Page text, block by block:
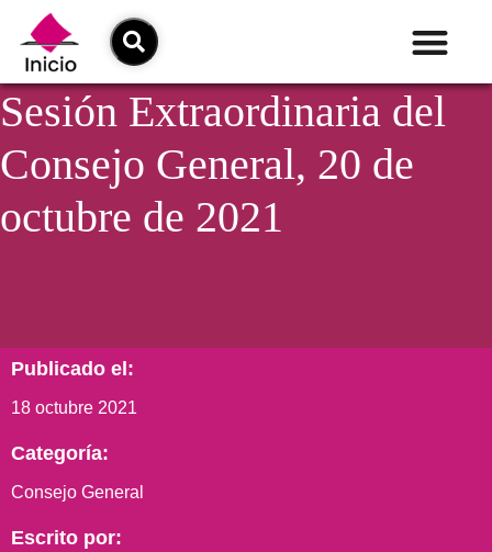
Sesión Extraordinaria del
Consejo General, 20 de
octubre de 2021
Publicado el:
18 octubre 2021
Categoría:
Consejo General
Escrito por: